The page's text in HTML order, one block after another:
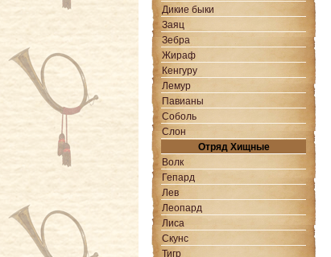
Дикие быки
Заяц
Зебра
Жираф
Кенгуру
Лемур
Павианы
Соболь
Слон
Отряд Хищные
Волк
Гепард
Лев
Леопард
Лиса
Скунс
Тигр